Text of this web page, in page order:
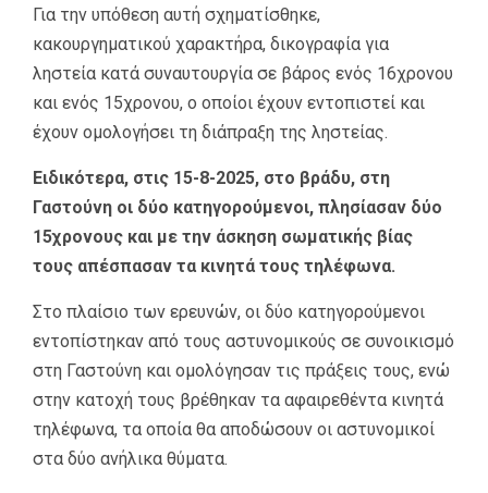
Για την υπόθεση αυτή σχηματίσθηκε,
κακουργηματικού χαρακτήρα, δικογραφία για
ληστεία κατά συναυτουργία σε βάρος ενός 16χρονου
και ενός 15χρονου, ο οποίοι έχουν εντοπιστεί και
έχουν ομολογήσει τη διάπραξη της ληστείας.
Ειδικότερα, στις 15-8-2025, στο βράδυ, στη
Γαστούνη οι δύο κατηγορούμενοι, πλησίασαν δύο
15χρονους και με την άσκηση σωματικής βίας
τους απέσπασαν τα κινητά τους τηλέφωνα.
Στο πλαίσιο των ερευνών, οι δύο κατηγορούμενοι
εντοπίστηκαν από τους αστυνομικούς σε συνοικισμό
στη Γαστούνη και ομολόγησαν τις πράξεις τους, ενώ
στην κατοχή τους βρέθηκαν τα αφαιρεθέντα κινητά
τηλέφωνα, τα οποία θα αποδώσουν οι αστυνομικοί
στα δύο ανήλικα θύματα.